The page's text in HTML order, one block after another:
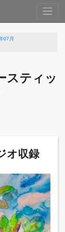
07月
ティッ
オ収録